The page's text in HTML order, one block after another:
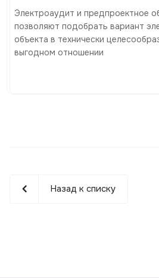
Электроаудит и предпроектное
позволяют подобрать вариант
объекта в технически
выгодном отношении
Назад к списку